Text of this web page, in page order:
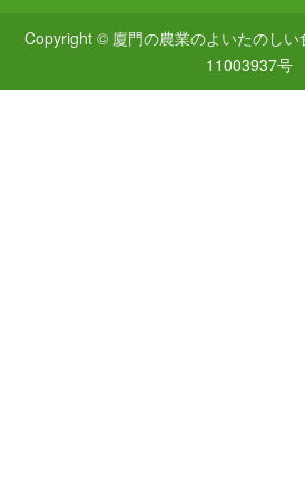
Copyright © 廈門の農業のよいたのしい
11003937号